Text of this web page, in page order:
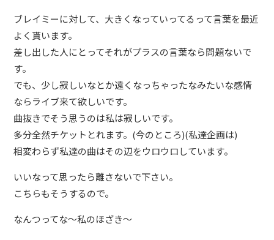
ブレイミーに対して、大きくなっていってるって言葉を最近
よく貰います。
差し出した人にとってそれがプラスの言葉なら問題ないで
す。
でも、少し寂しいなとか遠くなっちゃったなみたいな感情
ならライブ来て欲しいです。
曲抜きでそう思うのは私は寂しいです。
多分全然チケットとれます。(今のところ)(私達企画は)
相変わらず私達の曲はその辺をウロウロしています。
いいなって思ったら離さないで下さい。
こちらもそうするので。
なんつってな〜私のほざき〜